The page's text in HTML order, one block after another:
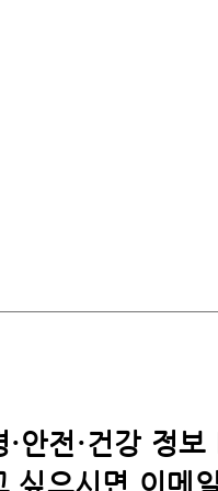
·안전·건강 정
싶으시면​ 이메